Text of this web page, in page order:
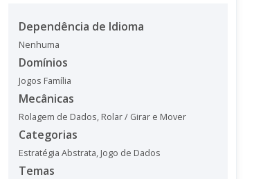
Dependência de Idioma
Nenhuma
Domínios
Jogos Família
Mecânicas
Rolagem de Dados, Rolar / Girar e Mover
Categorias
Estratégia Abstrata, Jogo de Dados
Temas